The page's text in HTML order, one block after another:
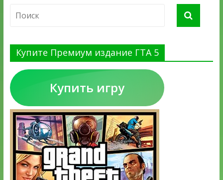
Купите Премиум издание ГТА 5
Купить игру